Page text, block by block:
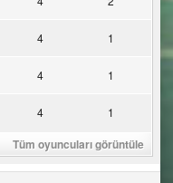
4 1
4 1
4 1
Tüm oyuncuları görüntüle